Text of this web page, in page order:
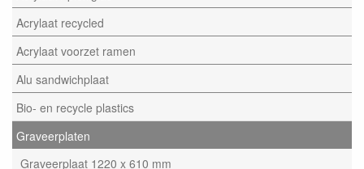
Acrylaat recycled
Acrylaat voorzet ramen
Alu sandwichplaat
Bio- en recycle plastics
Graveerplaten
Graveerplaat 1220 x 610 mm